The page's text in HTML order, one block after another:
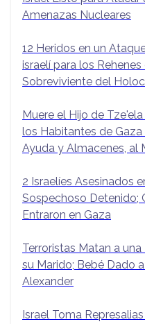
Amenazas Nucleares
12 Heridos en un
israelí para los
Sobreviviente del
Muere el Hijo de
los Habitantes de
Ayuda y Almacenes, al
2 Israelíes Asesinados
Sospechoso Detenido;
Entraron en Gaza
Terroristas Matan a
su Marido; Bebé Dado
Alexander
Israel Toma